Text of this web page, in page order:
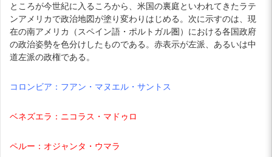
ところが今世紀に入るころから、米国の裏庭といわれてきたラテ
ンアメリカで政治地図が塗り変わりはじめる。次に示すのは、現
在の南アメリカ（スペイン語・ポルトガル圏）における各国政府
の政治姿勢を色分けしたものである。赤表示が左派、あるいは中
道左派の政権である。
コロンビア：フアン・マヌエル・サントス
ベネズエラ：ニコラス・マドゥロ
ペルー：オジャンタ・ウマラ